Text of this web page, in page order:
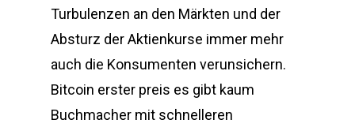
Turbulenzen an den Märkten und der
Absturz der Aktienkurse immer mehr
auch die Konsumenten verunsichern.
Bitcoin erster preis es gibt kaum
Buchmacher mit schnelleren